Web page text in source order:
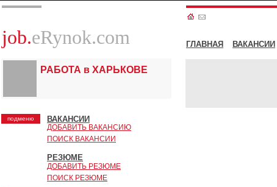
job.eRynok.com ГЛАВНАЯ ВАКАНСИИ
РАБОТА в ХАРЬКОВЕ
подменю ВАКАНСИИ
ДОБАВИТЬ ВАКАНСИЮ
ПОИСК ВАКАНСИИ
РЕЗЮМЕ
ДОБАВИТЬ РЕЗЮМЕ
ПОИСК РЕЗЮМЕ